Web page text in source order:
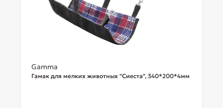
Gamma
Гамак для мелких животных "Сиеста", 340*200*4мм